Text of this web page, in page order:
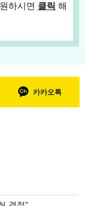
하시면 클릭 해
카카오톡